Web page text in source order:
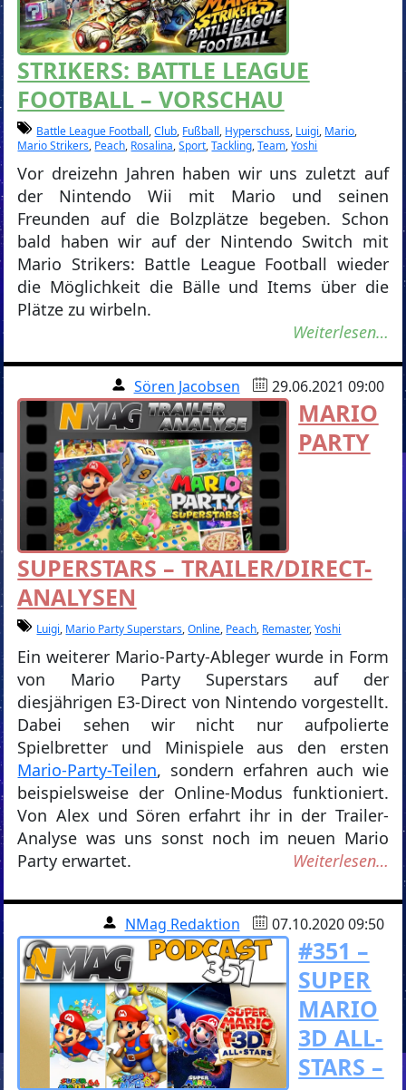
STRIKERS: BATTLE LEAGUE
FOOTBALL – VORSCHAU
Battle League Football,Club, Fußball, Hyperschuss, Luigi, Mario,
Mario Strikers, Peach, Rosalina,Sport,Tackling,Team,Yoshi
Vor dreizehn Jahren haben wir uns zuletzt auf
der Nintendo Wii mit Mario und seinen
Freunden auf die Bolzplätze begeben. Schon
bald haben wir auf der Nintendo Switch mit
Mario Strikers: Battle League Football wieder
die Möglichkeit die Bälle und Items über die
Plätze zu wirbeln.
Weiterlesen…
Sören Jacobsen 29.06.2021 09:00
MARIO
PARTY
SUPERSTARS – TRAILER/DIRECT-
ANALYSEN
Luigi, Mario Party Superstars,Online, Peach, Remaster,Yoshi
Ein weiterer Mario-Party-Ableger wurde in Form
von Mario Party Superstars auf der
diesjährigen E3-Direct von Nintendo vorgestellt.
Dabei sehen wir nicht nur aufpolierte
Spielbretter und Minispiele aus den ersten
Mario-Party-Teilen, sondern erfahren auch wie
beispielsweise der Online-Modus funktioniert.
Von Alex und Sören erfahrt ihr in der Trailer-
Analyse was uns sonst noch im neuen Mario
Party erwartet.
Weiterlesen…
NMag Redaktion 07.10.2020 09:50
#351 –
SUPER
MARIO
3D ALL-
STARS –